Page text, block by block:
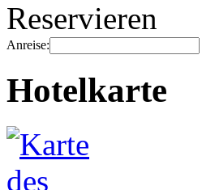
Reservieren
Anreise:
Hotelkarte